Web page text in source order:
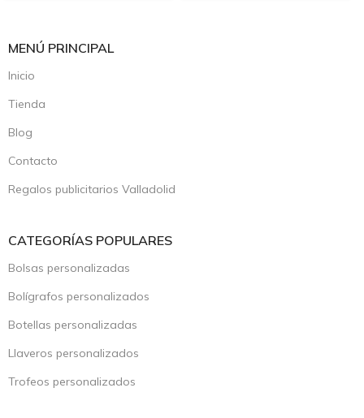
MENÚ PRINCIPAL
Inicio
Tienda
Blog
Contacto
Regalos publicitarios Valladolid
CATEGORÍAS POPULARES
Bolsas personalizadas
Bolígrafos personalizados
Botellas personalizadas
Llaveros personalizados
Trofeos personalizados